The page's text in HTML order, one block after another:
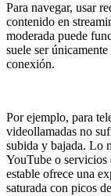
Para navegar, usar
contenido en
moderada puede
suele ser
conexión.
Por ejemplo, para
videollamadas no
subida y bajada. Lo
YouTube o
estable ofrece una
saturada con picos